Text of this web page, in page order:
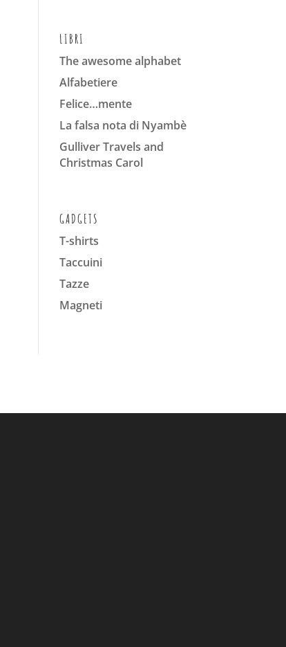
LIBRI
The awesome alphabet
Alfabetiere
Felice…mente
La falsa nota di Nyambè
Gulliver Travels and
Christmas Carol
GADGETS
T-shirts
Taccuini
Tazze
Magneti